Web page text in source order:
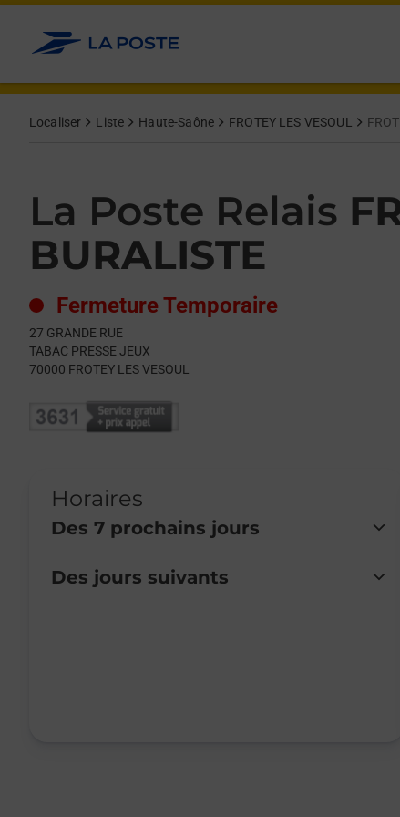
Allez au contenu
Localiser Liste Haute-Saône FROTEY LES VESOUL
La Poste Relais
BURALISTE
Fermeture Temporaire
27 GRANDE RUE
TABAC PRESSE JEUX
70000 FROTEY LES VESOUL
Horaires
Des 7 prochains jours
Day of the WeekHours
Lundi
Fermé
Des jours suivants
Get directions to La Poste Relais at 27 GRANDE RUE FROTEY
lien s'ouvre dans un nouvel onglet